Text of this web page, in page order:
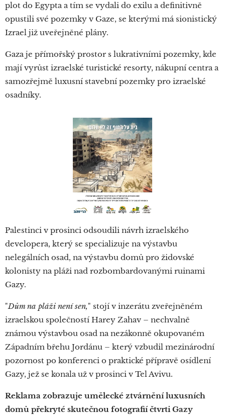
plot do Egypta a tím se vydali do exilu a definitivně
opustili své pozemky v Gaze, se kterými má sionistický
Izrael již uveřejněné plány.
Gaza je přímořský prostor s lukrativními pozemky, kde
mají vyrůst izraelské turistické resorty, nákupní centra a
samozřejmě luxusní stavební pozemky pro izraelské
osadníky.
Palestinci v prosinci odsoudili návrh izraelského
developera, který se specializuje na výstavbu
nelegálních osad, na výstavbu domů pro židovské
kolonisty na pláži nad rozbombardovanými ruinami
Gazy.
"Dům na pláži není sen," stojí v inzerátu zveřejněném
izraelskou společností Harey Zahav – nechvalně
známou výstavbou osad na nezákonně okupovaném
Západním břehu Jordánu – který vzbudil mezinárodní
pozornost po konferenci o praktické přípravě osídlení
Gazy, jež se konala už v prosinci v Tel Avivu.
Reklama zobrazuje umělecké ztvárnění luxusních
domů překryté skutečnou fotografií čtvrti Gazy